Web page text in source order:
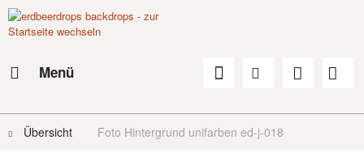
Menü
Übersicht Foto Hintergrund unifarben ed-j-018